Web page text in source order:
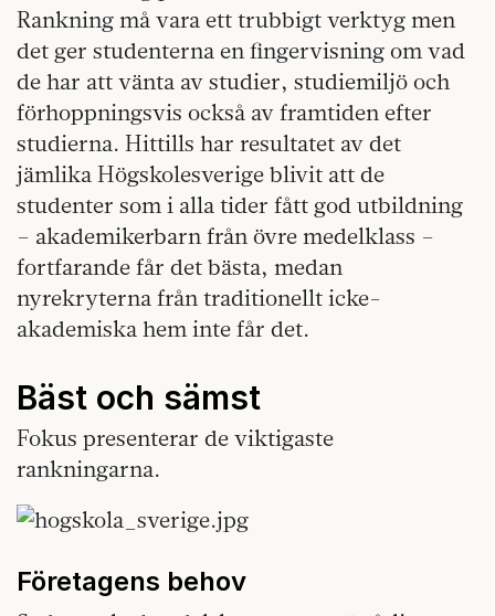
Rankning må vara ett trubbigt verktyg men
det ger studenterna en fingervisning om vad
de har att vänta av studier, studiemiljö och
förhoppningsvis också av framtiden efter
studierna. Hittills har resultatet av det
jämlika Högskolesverige blivit att de
studenter som i alla tider fått god utbildning
– akademikerbarn från övre medelklass –
fortfarande får det bästa, medan
nyrekryterna från traditionellt icke-
akademiska hem inte får det.
Bäst och sämst
Fokus presenterar de viktigaste
rankningarna.
Företagens behov